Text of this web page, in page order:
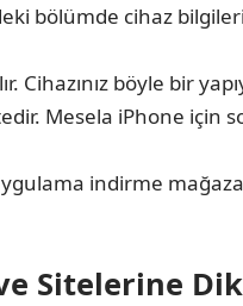
bölümde cihaz
Cihazınız böyle bir
Mesela iPhone için
indirme
Sitelerine